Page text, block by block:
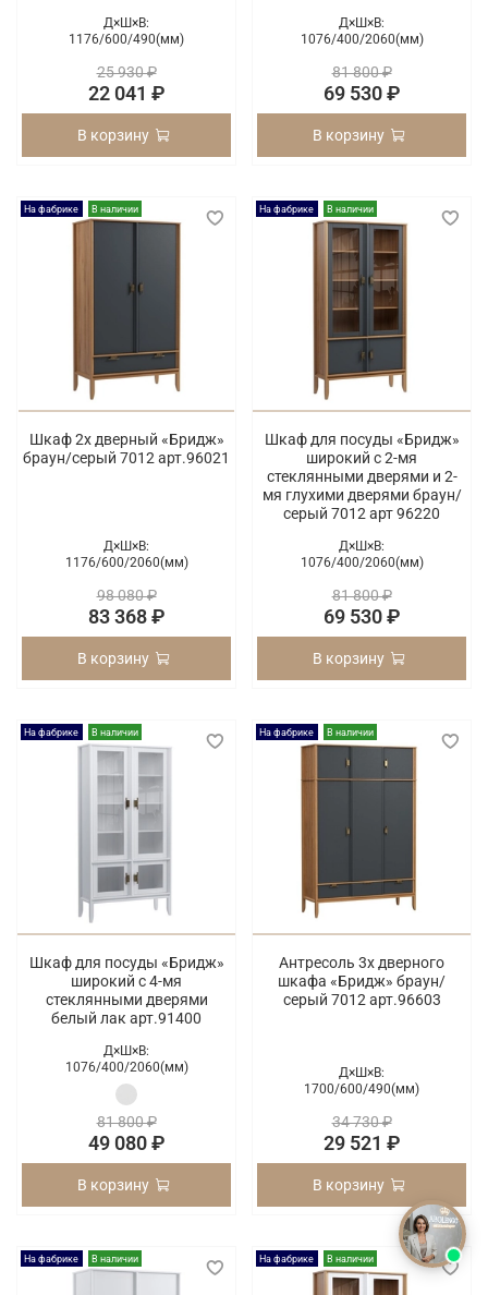
Д×Ш×В:
1176/600/490(мм)
25 930 ₽
22 041 ₽
В корзину
Д×Ш×В:
1076/400/2060(мм)
81 800 ₽
69 530 ₽
В корзину
На фабрике В наличии
Шкаф 2х дверный «Бридж»
браун/серый 7012 арт.96021
Д×Ш×В:
1176/600/2060(мм)
98 080 ₽
83 368 ₽
В корзину
На фабрике В наличии
Шкаф для посуды «Бридж»
широкий с 2-мя
стеклянными дверями и 2-
мя глухими дверями браун/
серый 7012 арт 96220
Д×Ш×В:
1076/400/2060(мм)
81 800 ₽
69 530 ₽
В корзину
На фабрике В наличии
Шкаф для посуды «Бридж»
широкий с 4-мя
стеклянными дверями
белый лак арт.91400
Д×Ш×В:
1076/400/2060(мм)
81 800 ₽
49 080 ₽
В корзину
На фабрике В наличии
Антресоль 3х дверного
шкафа «Бридж» браун/
серый 7012 арт.96603
Д×Ш×В:
1700/600/490(мм)
34 730 ₽
29 521 ₽
В корзину
На фабрике В наличии На фабрике В наличии